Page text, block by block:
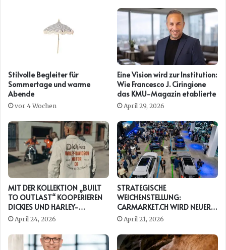
Stilvolle Begleiter für
Sommertage und warme
Abende
vor 4 Wochen
Eine Vision wird zur Institution:
Wie Francesco J. Ciringione
das KMU-Magazin etablierte
April 29, 2026
MIT DER KOLLEKTION „BUILT
TO OUTLAST“ KOOPERIEREN
DICKIES UND HARLEY-
DAVIDSON ERNEUT
April 24, 2026
STRATEGISCHE
WEICHENSTELLUNG:
CARMARKET.CH WIRD NEUER
PRESENTING PARTNER DER
AUTO ZÜRICH
April 21, 2026